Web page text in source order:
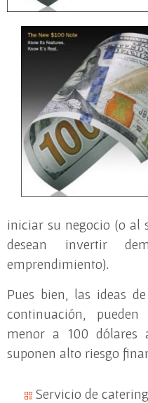
iniciar su negocio (o al
desean invertir
emprendimiento).
Pues bien, las ideas
continuación,
menor a 100 dólares
suponen alto riesgo
Servicio de catering